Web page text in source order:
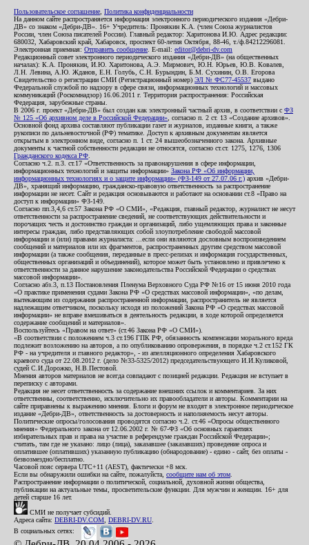
Пользовательское соглашение Политика конфиденциальности
На данном сайте распространяется информация электронного периодического издания «Дебри-
ДВ» со знаком «Дебри-ДВ». 16+ Учредитель: Пронякин К.А. (член Союза журналистов
России, член Союза писателей России). Главный редактор: Харитонова И.Ю. Адрес редакции:
680032, Хабаровский край, Хабаровск, проспект 60-летия Октября, 88-46, т./ф.84212296081.
Электронная приемная: Отправить сообщение . E-mail: editor@debri-dv.com
Редакционный совет электронного периодического издания «Дебри-ДВ» (на общественных
началах): К.А. Пронякин, И.Ю. Харитонова, А.Э. Мирмович, Ю.Н. Юрьев, Ю.В. Ковалев,
Л.Н. Левина, А.Ю. Жданов, Е.Н. Голубь, С.Н. Бурындин, Б.М. Сухинин, О.В. Егорова
Свидетельство о регистрации СМИ (Регистрационный номер) ЭЛ № ФС77-45537 выдано
Федеральной службой по надзору в сфере связи, информационных технологий и массовых
коммуникаций (Роскомнадзор) 16.06.2011 г. Территория распространения: Российская
Федерация, зарубежные страны.
В 2006 г. проект «Дебри-ДВ» был создан как электронный частный архив, в соответствии с ФЗ
№ 125 «Об архивном деле в Российской Федерации» , согласно п. 2 ст. 13 «Создание архивов».
Основной фонд архива составляют публикации газет и журналов, изданные книги, а также
рукописи по дальневосточной (РФ) тематике. Доступ к архивным документам является
открытым в электронном виде, согласно п. 1 ст. 24 вышеобозначенного закона. Архивные
документы к частной собственности редакции не относятся, согласно ст.ст. 1275, 1276, 1306
Гражданского кодекса РФ
Согласно ч.2. п.3. ст.17 «Ответственность за правонарушения в сфере информации,
информационных технологий и защиты информации» Закона РФ «Об информации,
информационных технологиях и о защите информации» (ФЗ-149 от 27.07.06 г.) архив «Дебри-
ДВ», хранящий информацию, гражданско-правовую ответственность за распространение
информации не несет. Сайт и редакция основываются и работают на основании ст.8 «Право на
доступ к информации» ФЗ-149.
Согласно пп.3,4,6 ст.57 Закона РФ «О СМИ», «Редакция, главный редактор, журналист не несут
ответственности за распространение сведений, не соответствующих действительности и
порочащих честь и достоинство граждан и организаций, либо ущемляющих права и законные
интересы граждан, либо представляющих собой злоупотребление свободой массовой
информации и (или) правами журналиста: ...если они являются дословным воспроизведением
сообщений и материалов или их фрагментов, распространенных другим средством массовой
информации (а также сообщения, переданные в пресс-релизах и информация государственных,
общественных организаций и объединений), которое может быть установлено и привлечено к
ответственности за данное нарушение законодательства Российской Федерации о средствах
массовой информации».
Согласно абз.3, п.13 Постановления Пленума Верховного Суда РФ №16 от 15 июня 2010 года
«О практике применения судами Закона РФ «О средствах массовой информации», «по делам,
вытекающим из содержания распространенной информации, распространитель не является
надлежащим ответчиком, поскольку исходя из положений Закона РФ «О средствах массовой
информации» не вправе вмешиваться в деятельность редакции, в ходе которой определяется
содержание сообщений и материалов».
Воспользуйтесь «Правом на ответ» (ст.46 Закона РФ «О СМИ»).
«В соответствии с положением ч.3 ст.196 ГПК РФ, обязанность компенсации морального вреда
подлежит возложению на авторов, а по опубликованию опровержения, в порядке ч.2 ст.152 ГК
РФ - на учредителя и главного редактор», - из апелляционного определения Хабаровского
краевого суда от 22.08.2012 г. (дело №33-5325/2012) председательствующего И.И.Куликовой,
судей С.И.Дорожко, Н.В.Пестовой.
Мнения авторов материалов не всегда совпадают с позицией редакции. Редакция не вступает в
переписку с авторами.
Редакция не несет ответственность за содержание внешних ссылок и комментариев. За них
ответственны, соответственно, исключительно их правообладатели и авторы. Комментарии на
сайте приравнены к выражению мнения. Блоги и форум не входят в электронное периодическое
издание «Дебри-ДВ», ответственность за достоверность и наполняемость несут авторы.
Политические опросы/голосования проводятся согласно ч.2. ст.46 «Опросы общественного
мнения» Федерального закона от 12.06.2002 г. № 67-ФЗ «Об основных гарантиях
избирательных прав и права на участие в референдуме граждан Российской Федерации»;
считать, там где не указано: лицо (лица), заказавшее (заказавших) проведение опроса и
оплатившее (оплативших) указанную публикацию (обнародование) - едино - сайт, без оплаты -
безвозмездно/бесплатно.
Часовой пояс сервера UTC+11 (AEST), фактически +8 мск.
Если вы обнаружили ошибки на сайте, пожалуйста, сообщите нам об этом
Распространение информации о политической, социальной, духовной жизни общества,
публикации на актуальные темы, просветительские функции. Для мужчин и женщин. 16+ для
детей старше 16 лет.
СМИ не получает субсидий.
Адреса сайта: DEBRI-DV.COM DEBRI-DV.RU
В социальных сетях: